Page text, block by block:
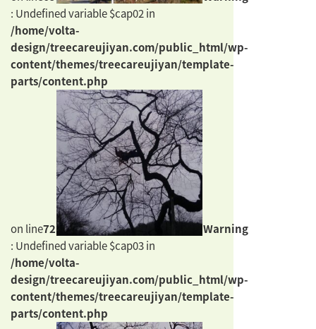
: Undefined variable $cap02 in
/home/volta-
design/treecareujiyan.com/public_html/wp-
content/themes/treecareujiyan/template-
parts/content.php
on line72
Warning
: Undefined variable $cap03 in
/home/volta-
design/treecareujiyan.com/public_html/wp-
content/themes/treecareujiyan/template-
parts/content.php